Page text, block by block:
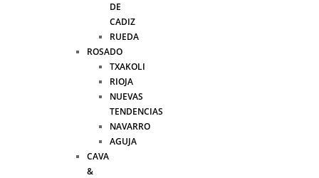
DE
CADIZ
RUEDA
ROSADO
TXAKOLI
RIOJA
NUEVAS
TENDENCIAS
NAVARRO
AGUJA
CAVA
&